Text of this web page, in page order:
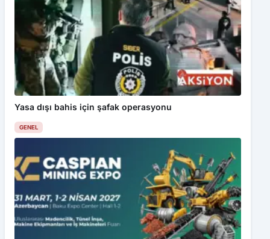
Yasa dışı bahis için şafak operasyonu
GENEL